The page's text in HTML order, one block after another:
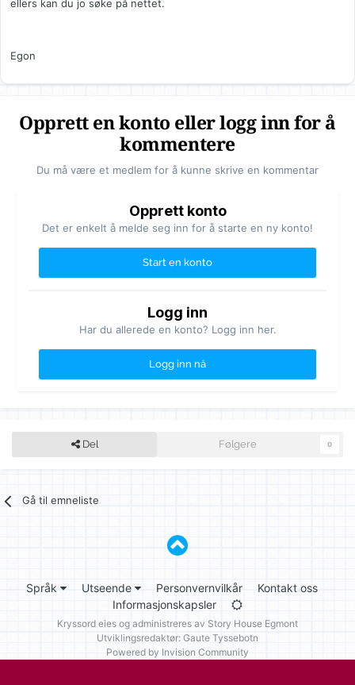
ellers kan du jo søke på nettet.
Egon
Opprett en konto eller logg inn for å
kommentere
Du må være et medlem for å kunne skrive en kommentar
Opprett konto
Det er enkelt å melde seg inn for å starte en ny konto!
Start en konto
Logg inn
Har du allerede en konto? Logg inn her.
Logg inn nå
Del Følgere 0
Gå til emneliste
Språk Utseende Personvernvilkår
Kontakt oss
Informasjonskapsler
Kryssord eies og administreres av Story House Egmont
Utviklingsredaktør: Gaute Tyssebotn
Powered by Invision Community